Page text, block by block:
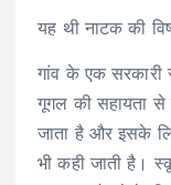
यह थी नाटक की
गांव के एक सरकारी
गूगल की सहायता से
जाता है और इसके
भी कही जाती है।